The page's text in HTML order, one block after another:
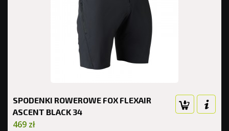
SPODENKI ROWEROWE FOX FLEXAIR
ASCENT BLACK 34
469 zł